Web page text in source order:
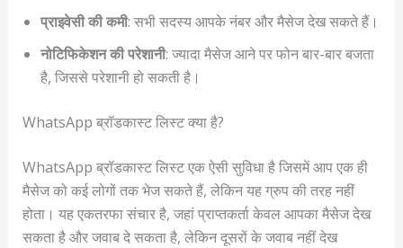
प्राइवेसी की कमी: सभी सदस्य आपके नंबर और मैसेज देख सकते हैं।
नोटिफिकेशन की परेशानी: ज्यादा मैसेज आने पर फोन बार-बार बजता
है, जिससे परेशानी हो सकती है।
WhatsApp ब्रॉडकास्ट लिस्ट क्या है?
WhatsApp ब्रॉडकास्ट लिस्ट एक ऐसी सुविधा है जिसमें आप एक ही
मैसेज को कई लोगों तक भेज सकते हैं, लेकिन यह ग्रुप की तरह नहीं
होता। यह एकतरफा संचार है, जहां प्राप्तकर्ता केवल आपका मैसेज देख
सकता है और जवाब दे सकता है, लेकिन दूसरों के जवाब नहीं देख